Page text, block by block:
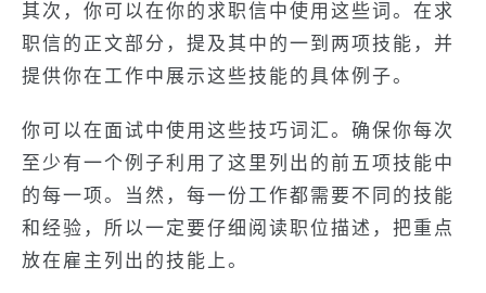
其次，你可以在你的求职信中使用这些词。在求
职信的正文部分，提及其中的一到两项技能，并
提供你在工作中展示这些技能的具体例子。
你可以在面试中使用这些技巧词汇。确保你每次
至少有一个例子利用了这里列出的前五项技能中
的每一项。当然，每一份工作都需要不同的技能
和经验，所以一定要仔细阅读职位描述，把重点
放在雇主列出的技能上。